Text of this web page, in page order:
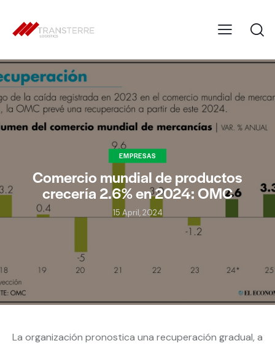
EMPRESAS
Comercio mundial de productos
crecería 2.6% en 2024: OMC
15 April, 2024
La organización pronostica una recuperación gradual, a